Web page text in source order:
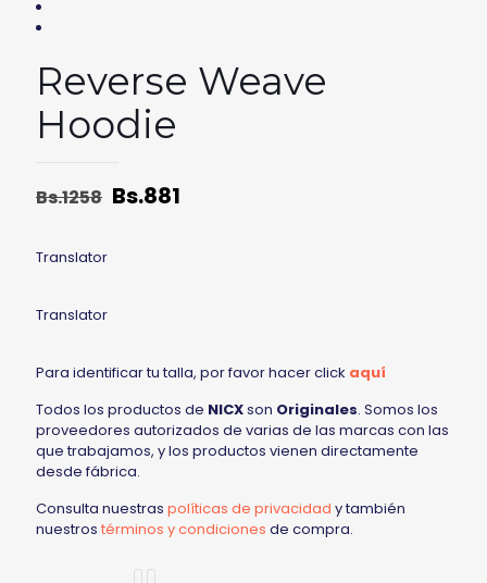
Reverse Weave
Hoodie
Bs.1258 Bs.881
Translator
Translator
Para identificar tu talla, por favor hacer click aquí
Todos los productos de NICXson Originales. Somos los
proveedores autorizados de varias de las marcas con las
que trabajamos, y los productos vienen directamente
desde fábrica.
Consulta nuestras políticas de privacidad y también
nuestros términos y condiciones de compra.